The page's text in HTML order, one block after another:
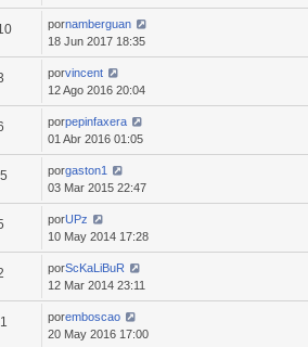
pornamberguan
18 Jun 2017 18:35
porvincent
12 Ago 2016 20:04
porpepinfaxera
01 Abr 2016 01:05
porgaston1
03 Mar 2015 22:47
porUPz
10 May 2014 17:28
porScKaLiBuR
12 Mar 2014 23:11
poremboscao
20 May 2016 17:00